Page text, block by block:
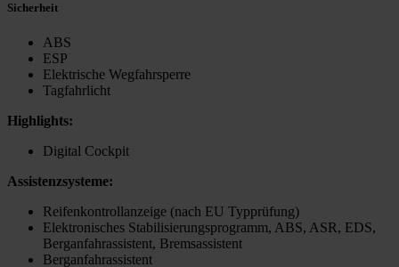
Sicherheit
ABS
ESP
Elektrische Wegfahrsperre
Tagfahrlicht
Highlights:
Digital Cockpit
Assistenzsysteme:
Reifenkontrollanzeige (nach EU Typprüfung)
Elektronisches Stabilisierungsprogramm, ABS, ASR, EDS,
Berganfahrassistent, Bremsassistent
Berganfahrassistent